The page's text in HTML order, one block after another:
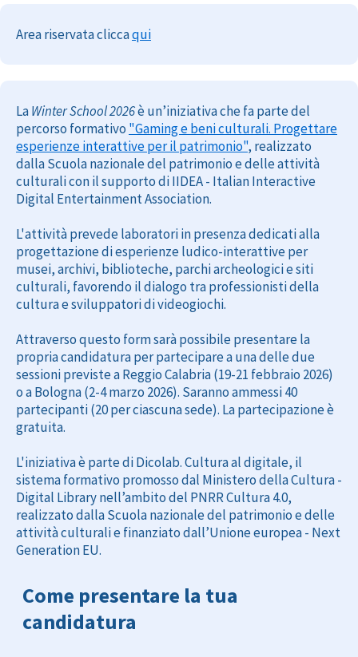
Area riservata cliccaqui
LaWinter School 2026è un’iniziativa che fa parte del
percorso formativo "Gaming e beni culturali. Progettare
esperienze interattive per il patrimonio", realizzato
dalla Scuola nazionale del patrimonio e delle attività
culturali con il supporto di IIDEA - Italian Interactive
Digital Entertainment Association.
L'attività prevede laboratori in presenza dedicati alla
progettazione di esperienze ludico-interattive per
musei, archivi, biblioteche, parchi archeologici e siti
culturali, favorendo il dialogo tra professionisti della
cultura e sviluppatori di videogiochi.
Attraverso questo form sarà possibile presentare la
propria candidatura per partecipare a una delle due
sessioni previste a Reggio Calabria (19-21 febbraio 2026)
o a Bologna (2-4 marzo 2026). Saranno ammessi 40
partecipanti (20 per ciascuna sede). La partecipazione è
gratuita.
L'iniziativa è parte di Dicolab. Cultura al digitale, il
sistema formativo promosso dal Ministero della Cultura -
Digital Library nell’ambito del PNRR Cultura 4.0,
realizzato dalla Scuola nazionale del patrimonio e delle
attività culturali e finanziato dall’Unione europea - Next
Generation EU.
Come presentare la tua
candidatura